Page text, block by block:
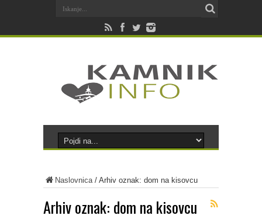
Naslovnica/ Arhiv oznak: dom na kisovcu
Arhiv oznak: dom na kisovcu